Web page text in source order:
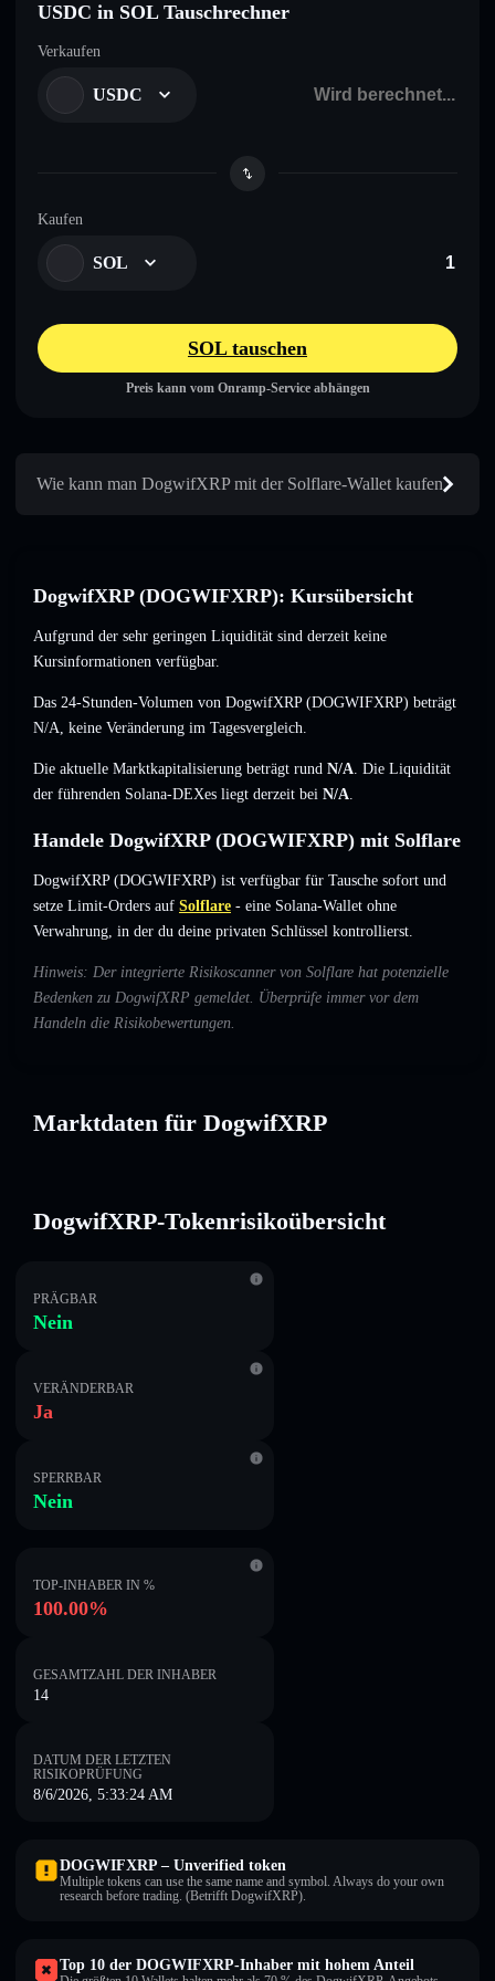
USDC in SOL Tauschrechner
Verkaufen
USDC
Kaufen
SOL
SOL tauschen
Preis kann vom Onramp-Service abhängen
Wie kann man DogwifXRP mit der Solflare-Wallet kaufen
DogwifXRP (DOGWIFXRP): Kursübersicht
Aufgrund der sehr geringen Liquidität sind derzeit keine
Kursinformationen verfügbar.
Das 24-Stunden-Volumen von DogwifXRP (DOGWIFXRP) beträgt
N/A, keine Veränderung im Tagesvergleich.
Die aktuelle Marktkapitalisierung beträgt rund N/A. Die Liquidität
der führenden Solana-DEXes liegt derzeit bei N/A.
Handele DogwifXRP (DOGWIFXRP) mit Solflare
DogwifXRP (DOGWIFXRP) ist verfügbar für Tausche sofort und
setze Limit-Orders auf Solflare - eine Solana-Wallet ohne
Verwahrung, in der du deine privaten Schlüssel kontrollierst.
Hinweis: Der integrierte Risikoscanner von Solflare hat potenzielle
Bedenken zu DogwifXRP gemeldet. Überprüfe immer vor dem
Handeln die Risikobewertungen.
Marktdaten für DogwifXRP
DogwifXRP-Tokenrisikoübersicht
PRÄGBAR
Nein
VERÄNDERBAR
Ja
SPERRBAR
Nein
TOP-INHABER IN %
100.00%
GESAMTZAHL DER INHABER
14
DATUM DER LETZTEN
RISIKOPRÜFUNG
8/6/2026, 5:33:24 AM
DOGWIFXRP – Unverified token
Multiple tokens can use the same name and symbol. Always do your own
research before trading. (Betrifft DogwifXRP).
Top 10 der DOGWIFXRP-Inhaber mit hohem Anteil